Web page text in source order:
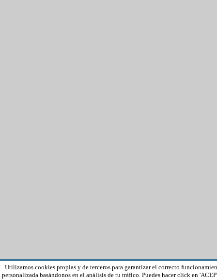
Utilizamos cookies propias y de terceros para garantizar el correcto
personalizada basándonos en el análisis de tu tráfico. Puedes hacer click en